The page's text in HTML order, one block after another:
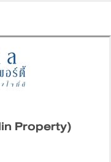
Property)